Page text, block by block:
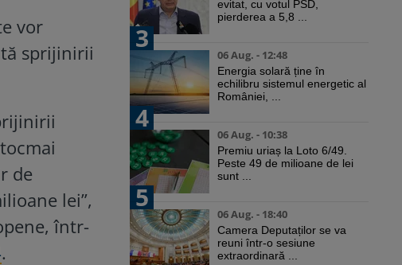
vor
sprijinirii
de
lei”,
într-
.
evitat, cu votul PSD,
pierderea a 5,8 ...
3
06 Aug. - 12:48
Energia solară ține în
echilibru sistemul energetic al
României, ...
4
06 Aug. - 10:38
Premiu uriaș la Loto 6/49.
Peste 49 de milioane de lei
sunt ...
5
06 Aug. - 18:40
Camera Deputaților se va
reuni într-o sesiune
extraordinară ...